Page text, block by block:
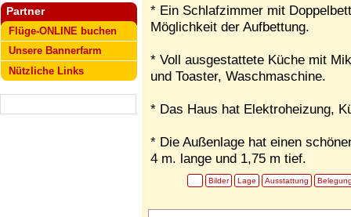
Partner
Flüge-ONLINE buchen
Unsere Bannerfarm
Nützliche Links
* Ein Schlafzimmer mit
Möglichkeit der Aufbettung.
* Voll ausgestattete Küche mit
und Toaster, Waschmaschine.
* Das Haus hat Elektroheizung,
* Die Außenlage hat einen
4 m. lange und 1,75 m tief.
Bilder Lage Ausstattung